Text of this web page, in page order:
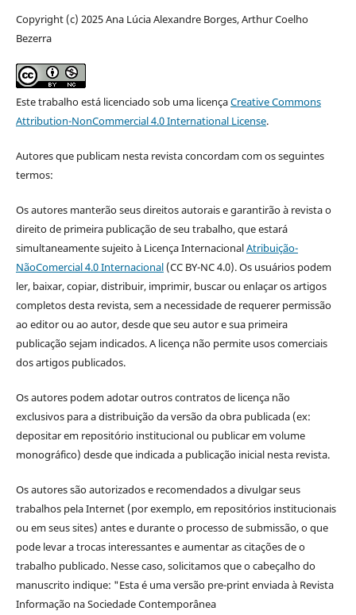
Copyright (c) 2025 Ana Lúcia Alexandre Borges, Arthur Coelho
Bezerra
Este trabalho está licenciado sob uma licençaCreative Commons
Attribution-NonCommercial 4.0 International License.
Autores que publicam nesta revista concordam com os seguintes
termos:
Os autores manterão seus direitos autorais e garantirão à revista o
direito de primeira publicação de seu trabalho, que estará
simultaneamente sujeito à Licença InternacionalAtribuição-
NãoComercial 4.0 Internacional(CC BY-NC 4.0). Os usuários podem
ler, baixar, copiar, distribuir, imprimir, buscar ou enlaçar os artigos
completos desta revista, sem a necessidade de requerer permissão
ao editor ou ao autor, desde que seu autor e sua primeira
publicação sejam indicados. A licença não permite usos comerciais
dos artigos publicados.
Os autores podem adotar outros contratos de licença não
exclusivos para a distribuição da versão da obra publicada (ex:
depositar em repositório institucional ou publicar em volume
monográfico) desde que indicada a publicação inicial nesta revista.
Os autores são autorizados e recomendados a divulgar seus
trabalhos pela Internet (por exemplo, em repositórios institucionais
ou em seus sites) antes e durante o processo de submissão, o que
pode levar a trocas interessantes e aumentar as citações de o
trabalho publicado. Nesse caso, solicitamos que o cabeçalho do
manuscrito indique: "Esta é uma versão pre-print enviada à Revista
Informação na Sociedade Contemporânea